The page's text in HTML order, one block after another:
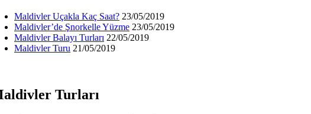
Maldivler Uçakla Kaç Saat? 23/05/2019
Maldivler’de Şnorkelle Yüzme 23/05/2019
Maldivler Balayı Turları 22/05/2019
Maldivler Turu 21/05/2019
Turları